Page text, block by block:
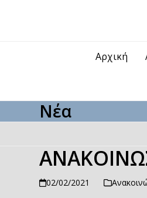
Αρχική
Νέα
02/02/2021